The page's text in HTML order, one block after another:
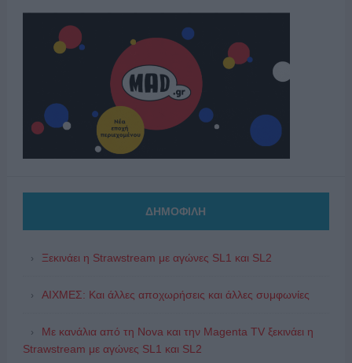
ΔΗΜΟΦΙΛΗ
Ξεκινάει η Strawstream με αγώνες SL1 και SL2
ΑΙΧΜΕΣ: Και άλλες αποχωρήσεις και άλλες συμφωνίες
Με κανάλια από τη Nova και την Magenta TV ξεκινάει η
Strawstream με αγώνες SL1 και SL2